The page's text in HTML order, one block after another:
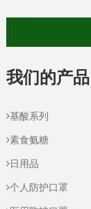
我们的产品
基酸系列
素食氨糖
日用品
个人防护口罩